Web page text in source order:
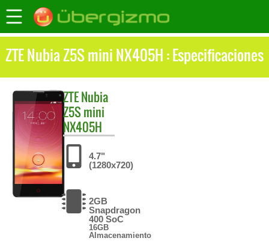
ZTE Nubia Z5S mini NX405H : Especificaciones
ZTENubia
Z5S mini
NX405H
4.7"
(1280x720)
2GB
Snapdragon
400 SoC
16GB
Almacenamiento